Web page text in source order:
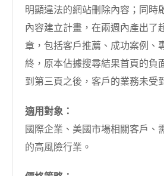
明顯違法的網站刪除內容；同時
內容建立計畫，在兩週內產出了
章，包括客戶推薦、成功案例、
終，原本佔據搜尋結果首頁的負
到第三頁之後，客戶的業務未受
適用對象：
國際企業、美國市場相關客戶、
的高風險行業。